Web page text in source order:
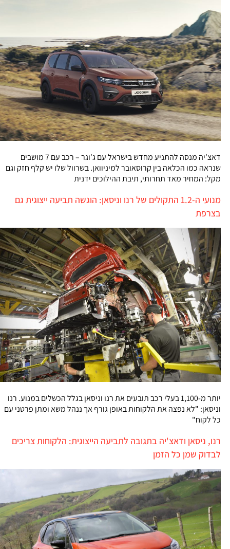
דאצ'יה מנסה להתניע מחדש בישראל עם ג'וגר – רכב עם 7 מושבים
שנראה כמו הכלאה בין קרוסאובר למיניוואן. בשרוול שלו יש קלף חזק וגם
מקל: המחיר מאד תחרותי, תיבת ההילוכים ידנית
מנועי ה-1.2 התקולים של רנו וניסאן: הוגשה תביעה ייצוגית גם
בצרפת
יותר מ-1,100 בעלי רכב תובעים את רנו וניסאן בגלל הכשלים במנוע. רנו
וניסאן: "לא נפצה את הלקוחות באופן גורף אך ננהל משא ומתן פרטני עם
כל לקוח"
רנו, ניסאן ודאצ'יה בתגובה לתביעה הייצוגית: הלקוחות צריכים
לבדוק שמן כל הזמן